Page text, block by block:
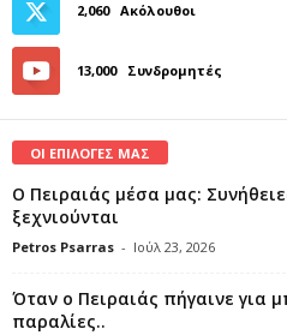
2,060 Ακόλουθοι
13,000 Συνδρομητές
ΟΙ ΕΠΙΛΟΓΕΣ ΜΑΣ
Ο Πειραιάς μέσα μας:
ξεχνιούνται
Petros Psarras - Ιούλ 23, 2026
Όταν ο Πειραιάς πήγαινε για
παραλίες..